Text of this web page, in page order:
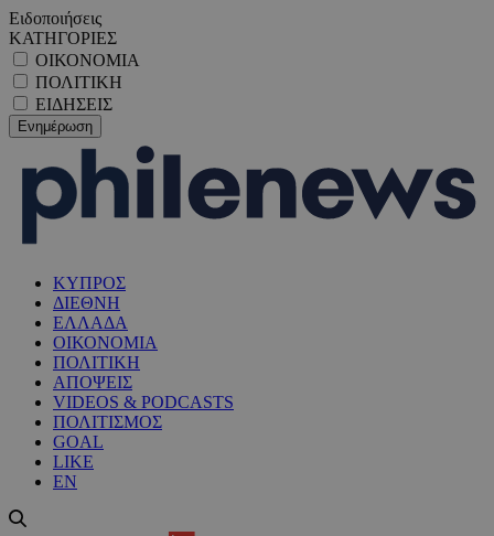
Ειδοποιήσεις
ΚΑΤΗΓΟΡΙΕΣ
ΟΙΚΟΝΟΜΙΑ
ΠΟΛΙΤΙΚΗ
ΕΙΔΗΣΕΙΣ
ΚΥΠΡΟΣ
ΔΙΕΘΝΗ
ΕΛΛΑΔΑ
ΟΙΚΟΝΟΜΙΑ
ΠΟΛΙΤΙΚΗ
ΑΠΟΨΕΙΣ
VIDEOS & PODCASTS
ΠΟΛΙΤΙΣΜΟΣ
GOAL
LIKE
EN